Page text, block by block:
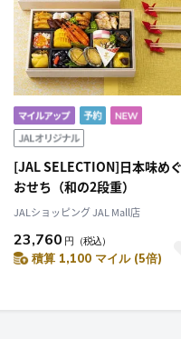
[JAL SELECTION]日本味め
おせち（和の2段重）
JALショッピング JAL Mall店
23,760 円 （税込）
積算 1,100 マイル (5倍)